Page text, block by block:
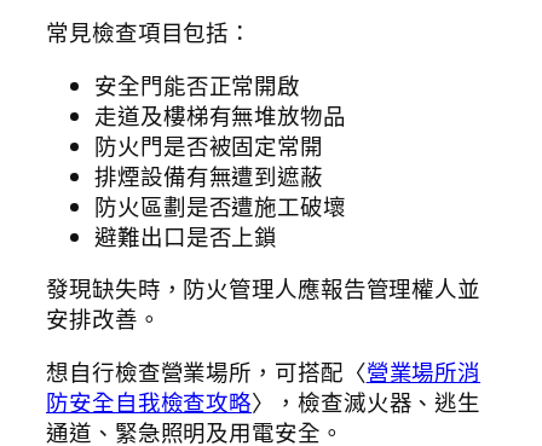
常見檢查項目包括：
安全門能否正常開啟
走道及樓梯有無堆放物品
防火門是否被固定常開
排煙設備有無遭到遮蔽
防火區劃是否遭施工破壞
避難出口是否上鎖
發現缺失時，防火管理人應報告管理權人並
安排改善。
想自行檢查營業場所，可搭配〈營業場所消
防安全自我檢查攻略〉，檢查滅火器、逃生
通道、緊急照明及用電安全。